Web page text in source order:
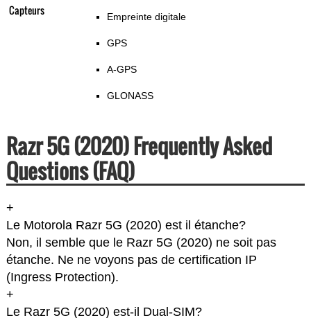
Capteurs Empreinte digitale
GPS
A-GPS
GLONASS
Razr 5G (2020) Frequently Asked
Questions (FAQ)
+
Le Motorola Razr 5G (2020) est il étanche?
Non, il semble que le Razr 5G (2020) ne soit pas
étanche. Ne ne voyons pas de certification IP
(Ingress Protection).
+
Le Razr 5G (2020) est-il Dual-SIM?